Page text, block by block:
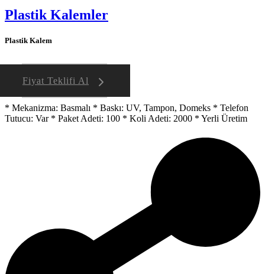
Plastik Kalemler
Plastik Kalem
Fiyat Teklifi Al
* Mekanizma: Basmalı * Baskı: UV, Tampon, Domeks * Telefon
Tutucu: Var * Paket Adeti: 100 * Koli Adeti: 2000 * Yerli Üretim